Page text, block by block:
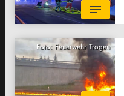
Foto: Feuerwehr Trogen